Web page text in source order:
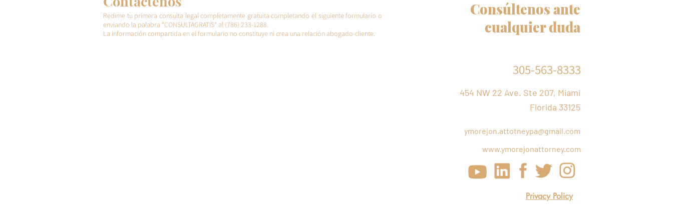
Redime tu primera consulta legal completamente gratuita completando el siguiente formulario o
enviando la palabra "CONSULTAGRATIS" al (786) 233-1288.
La información compartida en el formulario no constituye ni crea una relación abogado-cliente.
Consúltenos ante
cualquier duda
305-563-8333
454 NW 22 Ave. Ste 207, Miami
Florida 33125
ymorejon.attotneypa@gmail.com
www.ymorejonattorney.com
Privacy Policy